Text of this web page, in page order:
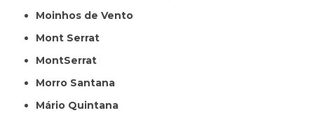
Moinhos de Vento
Mont Serrat
MontSerrat
Morro Santana
Mário Quintana